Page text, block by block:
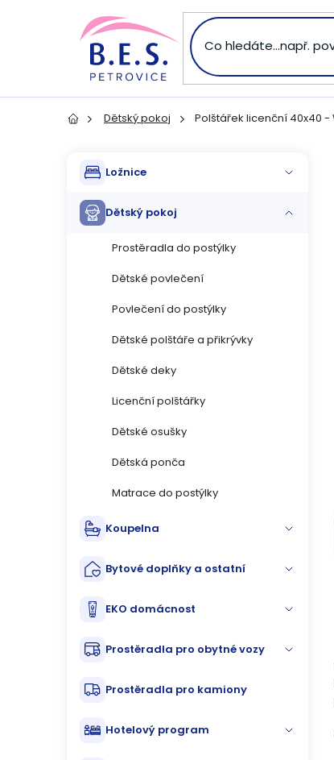
Domů Dětský pokoj Polštářek licenční 40x40 -
o
kategorieLožnice
Dětský pokoj
Prostěradla do postýlky
Dětské povlečení
Povlečení do postýlky
Dětské polštáře a přikrývky
Dětské deky
Licenční polštářky
Dětské osušky
Dětská ponča
Matrace do postýlky
Koupelna
Bytové doplňky a ostatní
EKO domácnost
Prostěradla pro obytné vozy
Prostěradla pro kamiony
Hotelový program